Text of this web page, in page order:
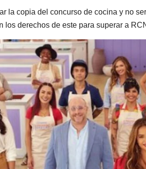
la copia del concurso de cocina y no
los derechos de este para superar a